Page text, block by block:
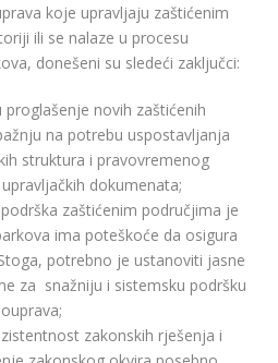
koje upravljaju zaštićenim
ili se nalaze u procesu
donešeni su sledeći zaključci:
proglašenje novih zaštićenih
na potrebu uspostavljanja
struktura i pravovremenog
dokumenata;
zaštićenim područjima je
ima poteškoće da osigura
potrebno je ustanoviti jasne
za snažniju i sistemsku podršku
zakonskih rješenja i